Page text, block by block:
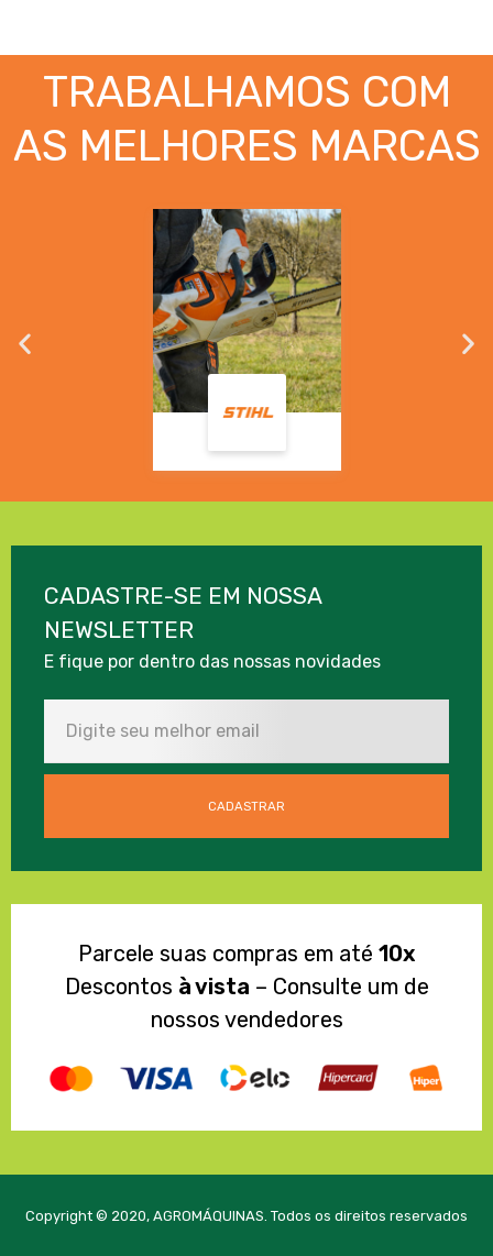
TRABALHAMOS COM
AS MELHORES MARCAS
CADASTRE-SE EM NOSSA
NEWSLETTER
E fique por dentro das nossas novidades
Parcele suas compras em até 10x
Descontos à vista – Consulte um de
nossos vendedores
Copyright © 2020, AGROMÁQUINAS. Todos os direitos reservados